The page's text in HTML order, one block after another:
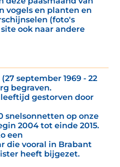
vogels en planten en
(foto's
ook naar andere
september 1969 - 22
begraven.
gestorven door
snelsonnetten op onze
2004 tot einde 2015.
een
die vooral in Brabant
heeft bijgezet.